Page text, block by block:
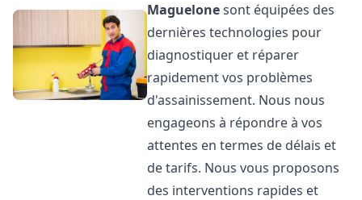
Maguelonesont équipées des
dernières technologies pour
diagnostiquer et réparer
rapidement vos problèmes
d'assainissement. Nous nous
engageons à répondre à vos
attentes en termes de délais et
de tarifs. Nous vous proposons
des interventions rapides et